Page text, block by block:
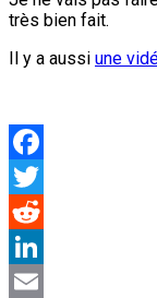
très bien fait.
Il y a aussi une
Facebook
Twitter
Reddit
LinkedIn